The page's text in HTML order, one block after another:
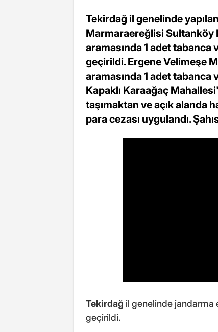
Tekirdağ il genelinde
Marmaraereğlisi Sultanköy
aramasında 1 adet
geçirildi. Ergene Velimeşe
aramasında 1 adet
Kapaklı Karaağaç
taşımaktan ve açık alanda
para cezası uygulandı.
Tekirdağ il genelinde jandarma
geçirildi.